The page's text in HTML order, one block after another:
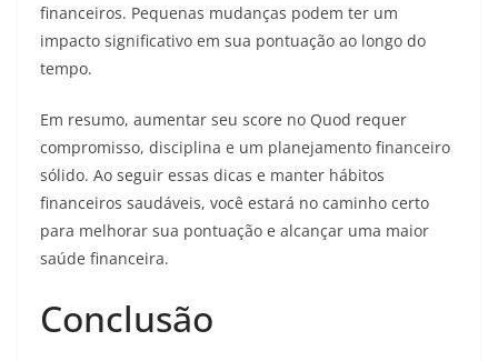
financeiros. Pequenas mudanças podem ter um
impacto significativo em sua pontuação ao longo do
tempo.
Em resumo, aumentar seu score no Quod requer
compromisso, disciplina e um planejamento financeiro
sólido. Ao seguir essas dicas e manter hábitos
financeiros saudáveis, você estará no caminho certo
para melhorar sua pontuação e alcançar uma maior
saúde financeira.
Conclusão